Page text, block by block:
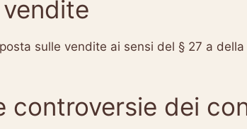
sulle vendite ai sensi del § 27 a
controversie dei